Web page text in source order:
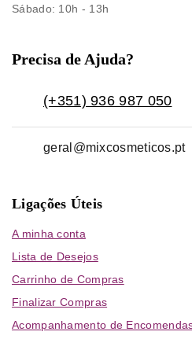
Sábado: 10h - 13h
Precisa de Ajuda?
(+351) 936 987 050
geral@mixcosmeticos.pt
Ligações Úteis
A minha conta
Lista de Desejos
Carrinho de Compras
Finalizar Compras
Acompanhamento de